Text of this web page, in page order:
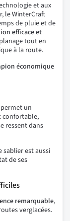
et aux
le WinterCraft
de pluie et de
efficace et
tout en
à la route.
économique
un
confortable,
ressent dans
sablier est aussi
de ses
remarquable,
verglacées.